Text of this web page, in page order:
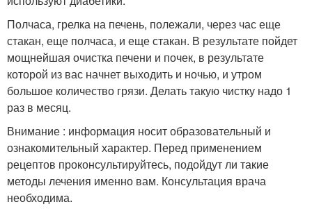
Полчаса, грелка на печень, полежали, через час еще
стакан, еще полчаса, и еще стакан. В результате пойдет
мощнейшая очистка печени и почек, в результате
которой из вас начнет выходить и ночью, и утром
большое количество грязи. Делать такую чистку надо 1
раз в месяц.
Внимание : информация носит образовательный и
ознакомительный характер. Перед применением
рецептов проконсультируйтесь, подойдут ли такие
методы лечения именно вам. Консультация врача
необходима.